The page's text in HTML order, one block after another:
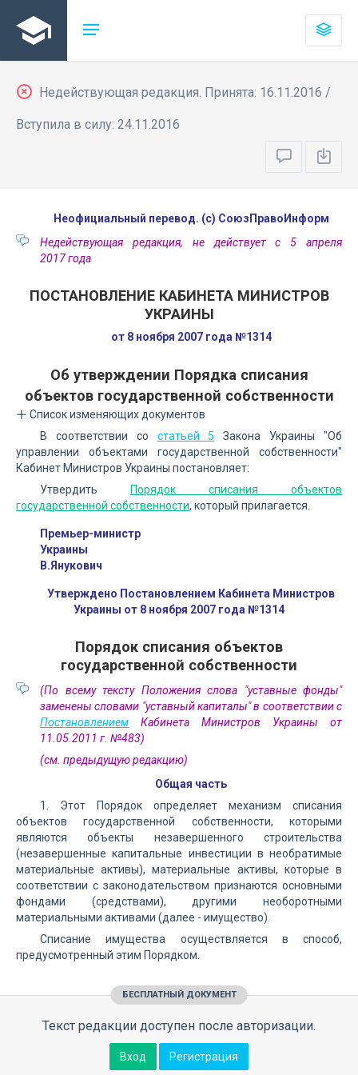
Недействующая редакция. Принята: 16.11.2016 /
Вступила в силу: 24.11.2016
Неофициальный перевод. (с) СоюзПравоИнформ
Недействующая редакция, не действует с 5 апреля
2017 года
ПОСТАНОВЛЕНИЕ КАБИНЕТА МИНИСТРОВ
УКРАИНЫ
от 8 ноября 2007 года №1314
Об утверждении Порядка списания
объектов государственной собственности
Список изменяющих документов
В соответствии со статьей 5 Закона Украины "Об
управлении объектами государственной собственности"
Кабинет Министров Украины постановляет:
Утвердить
Порядок списания объектов
государственной собственности, который прилагается.
Премьер-министр
Украины
В.Янукович
Утверждено Постановлением Кабинета Министров
Украины от 8 ноября 2007 года №1314
Порядок списания объектов
государственной собственности
(По всему тексту Положения слова "уставные фонды"
заменены словами "уставный капиталы" в соответствии с
Постановлением Кабинета Министров Украины от
11.05.2011 г. №483)
(см. предыдущую редакцию)
Общая часть
1. Этот Порядок определяет механизм списания
объектов государственной собственности, которыми
являются объекты незавершенного строительства
(незавершенные капитальные инвестиции в необратимые
материальные активы), материальные активы, которые в
соответствии с законодательством признаются основными
фондами (средствами), другими необоротными
материальными активами (далее - имущество).
Списание имущества осуществляется в способ,
предусмотренный этим Порядком.
БЕСПЛАТНЫЙ ДОКУМЕНТ
Текст редакции доступен после авторизации.
Вход Регистрация